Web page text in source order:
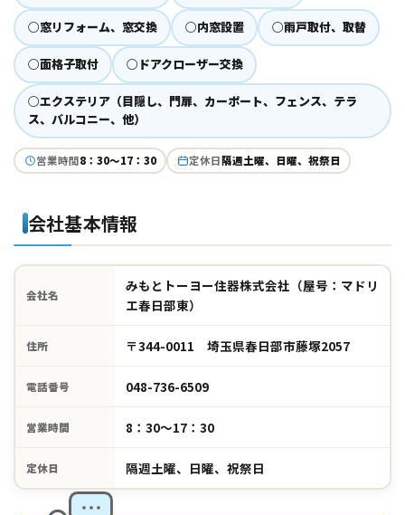
○窓リフォーム、窓交換 ○内窓設置 ○雨戸取付、取替
○面格子取付 ○ドアクローザー交換
○エクステリア（目隠し、門扉、カーポート、フェンス、テラ
ス、バルコニー、他）
営業時間8：30～17：30 定休日隔週土曜、日曜、祝祭日
会社基本情報
会社名
みもとトーヨー住器株式会社（屋号：マドリ
エ春日部東）
住所 〒344-0011 埼玉県春日部市藤塚2057
電話番号 048-736-6509
営業時間 8：30～17：30
定休日 隔週土曜、日曜、祝祭日